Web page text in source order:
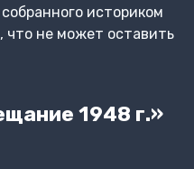
историком
что не может оставить
1948 г.»